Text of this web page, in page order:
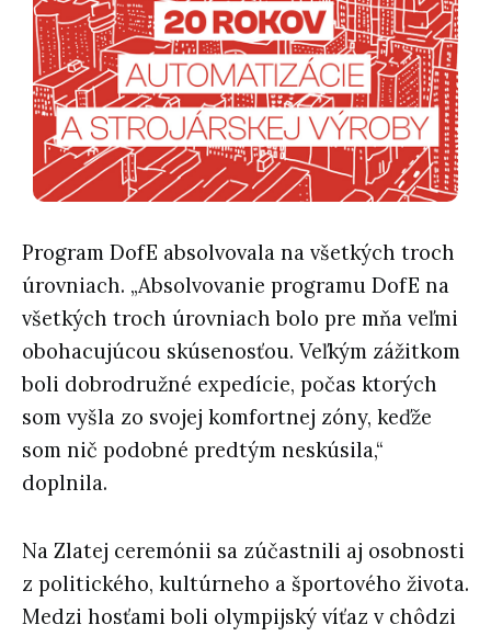
Program DofE absolvovala na všetkých troch
úrovniach. „Absolvovanie programu DofE na
všetkých troch úrovniach bolo pre mňa veľmi
obohacujúcou skúsenosťou. Veľkým zážitkom
boli dobrodružné expedície, počas ktorých
som vyšla zo svojej komfortnej zóny, keďže
som nič podobné predtým neskúsila,“
doplnila.
Na Zlatej ceremónii sa zúčastnili aj osobnosti
z politického, kultúrneho a športového života.
Medzi hosťami boli olympijský víťaz v chôdzi